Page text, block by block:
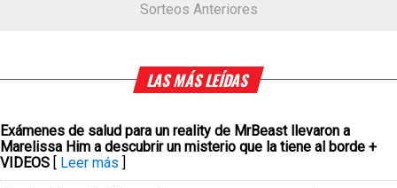
Sorteos Anteriores
LAS MÁS LEÍDAS
Exámenes de salud para un reality de MrBeast llevaron a
Marelissa Him a descubrir un misterio que la tiene al borde +
VIDEOS [ Leer más ]